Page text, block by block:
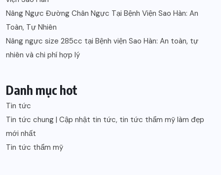
Nâng Ngực Đường Chân Ngực Tại Bệnh Viện Sao Hàn: An
Toàn, Tự Nhiên
Nâng ngực size 285cc tại Bệnh viện Sao Hàn: An toàn, tự
nhiên và chi phí hợp lý
Danh mục hot
Tin tức
Tin tức chung | Cập nhật tin tức, tin tức thẩm mỹ làm đẹp
mới nhất
Tin tức thẩm mỹ